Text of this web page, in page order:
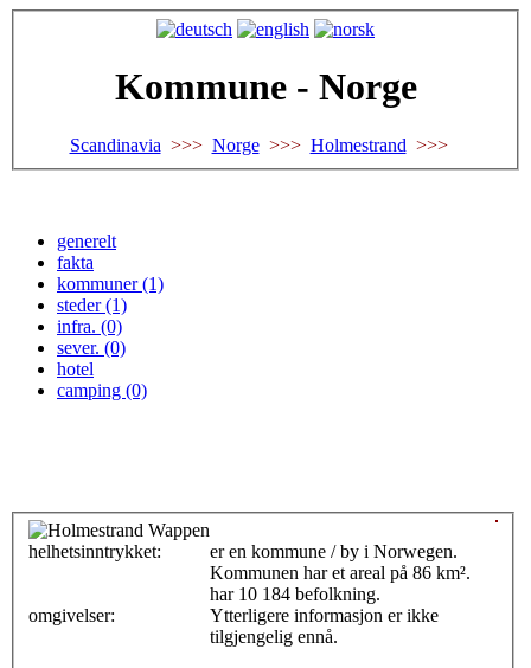
Kommune - Norge
Scandinavia >>> Norge>>> Holmestrand
generelt
fakta
kommuner (1)
steder (1)
infra. (0)
sever. (0)
hotel
camping (0)
helhetsinntrykket:
omgivelser:
er en kommune / by i Norwegen.
Kommunen har et areal på 86 km².
har 10 184 befolkning.
Ytterligere informasjon er ikke
tilgjengelig ennå.